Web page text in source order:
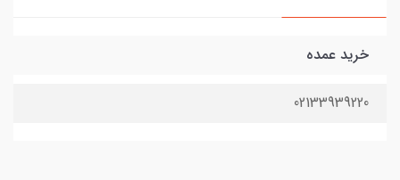
خرید عمده
02133939220